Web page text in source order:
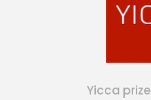
Yicca prize